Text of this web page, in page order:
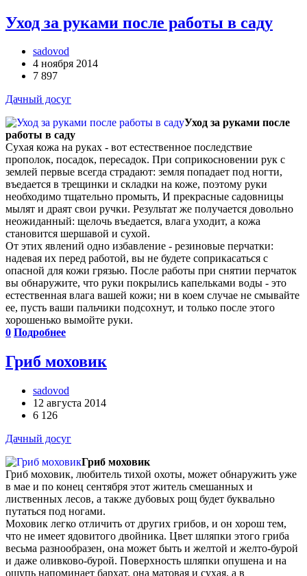
Уход за руками после работы в саду
sadovod
4 ноября 2014
7 897
Дачный досуг
Уход за руками после
работы в саду
Сухая кожа на руках - вот естественное последствие
прополок, посадок, пересадок. При соприкосновении рук с
землей первые всегда страдают: земля попадает под ногти,
въедается в трещинки и складки на коже, поэтому руки
необходимо тщательно промыть, И прекрасные садовницы
мылят и драят свои ручки. Результат же получается довольно
неожиданный: щелочь въедается, влага уходит, а кожа
становится шершавой и сухой.
От этих явлений одно избавление - резиновые перчатки:
надевая их перед работой, вы не будете соприкасаться с
опасной для кожи грязью. После работы при снятии перчаток
вы обнаружите, что руки покрылись капельками воды - это
естественная влага вашей кожи; ни в коем случае не смывайте
ее, пусть ваши пальчики подсохнут, и только после этого
хорошенько вымойте руки.
0 Подробнее
Гриб моховик
sadovod
12 августа 2014
6 126
Дачный досуг
Гриб моховик
Гриб моховик, любитель тихой охоты, может обнаружить уже
в мае и по конец сентября этот житель смешанных и
лиственных лесов, а также дубовых рощ будет буквально
путаться под ногами.
Моховик легко отличить от других грибов, и он хорош тем,
что не имеет ядовитого двойника. Цвет шляпки этого гриба
весьма разнообразен, она может быть и желтой и желто-бурой
и даже оливково-бурой. Поверхность шляпки опушена и на
ощупь напоминает бархат, она матовая и сухая, а в